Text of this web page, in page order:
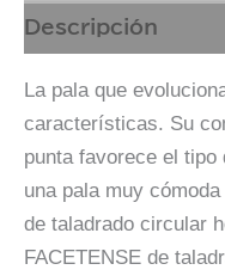
Descripción
La pala que
características. Su
punta favorece el tipo
una pala muy
de taladrado circular
FACETENSE de